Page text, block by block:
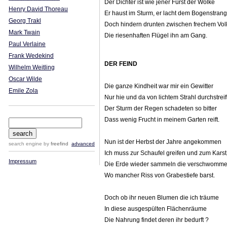
Henry David Thoreau
Georg Trakl
Mark Twain
Paul Verlaine
Frank Wedekind
Wilhelm Weitling
Oscar Wilde
Emile Zola
search engine by freefind advanced
Impressum
Der Dichter ist wie jener Fürst der Wolke
Er haust im Sturm, er lacht dem
Doch hindern drunten zwischen frechem
Die riesenhaften Flügel ihn am Gang.
DER FEIND
Die ganze Kindheit war mir ein Gewitter
Nur hie und da von lichtem Strahl
Der Sturm der Regen schadeten so bitter
Dass wenig Frucht in meinem Garten reift.
Nun ist der Herbst der Jahre angekommen
Ich muss zur Schaufel greifen und zum
Die Erde wieder sammeln die
Wo mancher Riss von Grabestiefe barst.
Doch ob ihr neuen Blumen die ich träume
In diese ausgespülten Flächenräume
Die Nahrung findet deren ihr bedurft ?